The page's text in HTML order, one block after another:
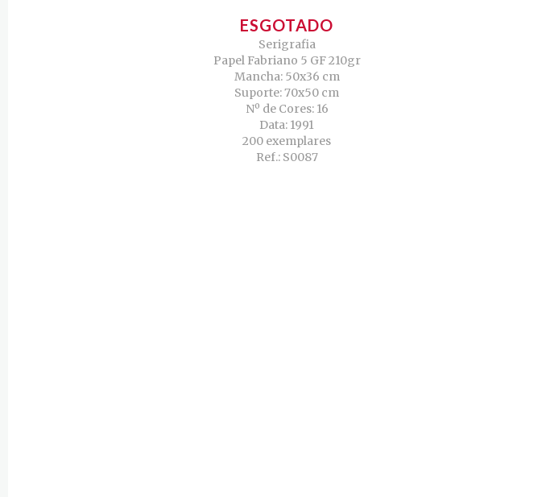
ESGOTADO
Serigrafia
Papel Fabriano 5 GF 210gr
Mancha: 50x36 cm
Suporte: 70x50 cm
Nº de Cores: 16
Data: 1991
200 exemplares
Ref.: S0087